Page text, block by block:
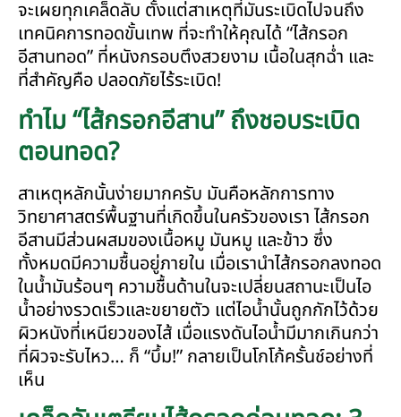
จะเผยทุกเคล็ดลับ ตั้งแต่สาเหตุที่มันระเบิดไปจนถึง
เทคนิคการทอดขั้นเทพ ที่จะทำให้คุณได้ “ไส้กรอก
อีสานทอด” ที่หนังกรอบตึงสวยงาม เนื้อในสุกฉ่ำ และ
ที่สำคัญคือ ปลอดภัยไร้ระเบิด!
ทำไม “ไส้กรอกอีสาน” ถึงชอบระเบิด
ตอนทอด?
สาเหตุหลักนั้นง่ายมากครับ มันคือหลักการทาง
วิทยาศาสตร์พื้นฐานที่เกิดขึ้นในครัวของเรา ไส้กรอก
อีสานมีส่วนผสมของเนื้อหมู มันหมู และข้าว ซึ่ง
ทั้งหมดมีความชื้นอยู่ภายใน เมื่อเรานำไส้กรอกลงทอด
ในน้ำมันร้อนๆ ความชื้นด้านในจะเปลี่ยนสถานะเป็นไอ
น้ำอย่างรวดเร็วและขยายตัว แต่ไอน้ำนั้นถูกกักไว้ด้วย
ผิวหนังที่เหนียวของไส้ เมื่อแรงดันไอน้ำมีมากเกินกว่า
ที่ผิวจะรับไหว… ก็ “บึ้ม!” กลายเป็นโกโก้ครั้นช์อย่างที่
เห็น